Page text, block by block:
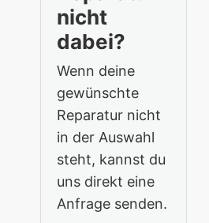
nicht
dabei?
Wenn deine
gewünschte
Reparatur nicht
in der Auswahl
steht, kannst du
uns direkt eine
Anfrage senden.